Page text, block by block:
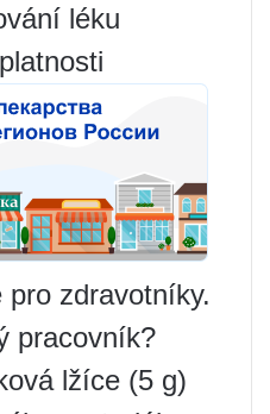
léku
pro zdravotníky.
pracovník?
lžíce (5 g)